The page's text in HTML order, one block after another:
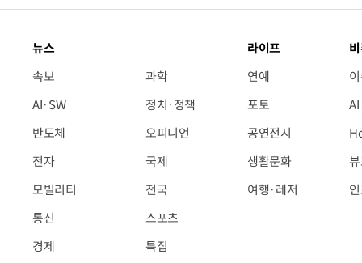
뉴스
속보
AI·SW
반도체
전자
모빌리티
통신
경제
과학
정치·정책
오피니언
국제
전국
스포츠
특집
라이프
연예
포토
공연전시
생활문화
여행·레저